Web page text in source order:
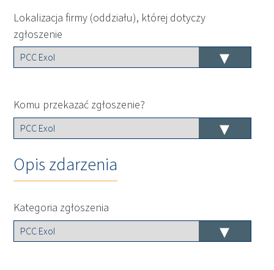
Lokalizacja firmy (oddziału), której dotyczy
zgłoszenie
Komu przekazać zgłoszenie?
Opis zdarzenia
Kategoria zgłoszenia